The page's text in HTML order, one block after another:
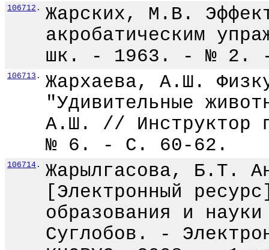
106712 .
Жарских, М.В.
акробатическим
шк. - 1963. - № 2.
106713 .
Жархаева, А.Ш.
"Удивительные
А.Ш. // Инструктор
№ 6. - С. 60-62.
106714 .
Жарылгасова, Б.Т.
[Электронный
образования и
Суглобов. -